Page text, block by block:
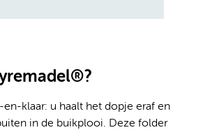
en-klaar: u haalt het dopje eraf en
in de buikplooi. Deze folder